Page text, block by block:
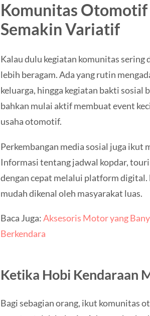
Komunitas
Semakin Variatif
Kalau dulu kegiatan komunitas sering
lebih beragam. Ada yang rutin
keluarga, hingga kegiatan bakti sosial
bahkan mulai aktif membuat event
usaha otomotif.
Perkembangan media sosial juga ikut
Informasi tentang jadwal kopdar,
dengan cepat melalui platform
mudah dikenal oleh masyarakat luas.
Baca Juga:Aksesoris Motor yang
Berkendara
Ketika Hobi Kendaraan
Bagi sebagian orang, ikut komunitas